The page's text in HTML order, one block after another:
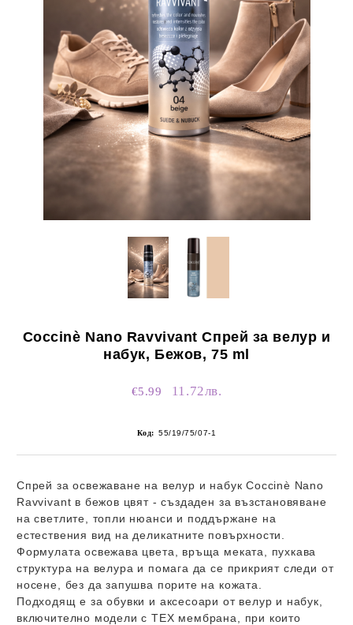
Coccinè Nano Ravvivant Спрей за велур и
набук, Бежов, 75 ml
€5.99 11.72лв.
Код: 55/19/75/07-1
Спрей за освежаване на велур и набукCoccinè Nano
Ravvivant в бежов цвят - създаден за възстановяване
на светлите, топли нюанси и поддържане на
естествения вид на деликатните повърхности.
Формулата освежава цвета, връща меката, пухкава
структура на велура и помага да се прикрият следи от
носене, без да запушва порите на кожата.
Подходящ е за обувки и аксесоари от велур и набук,
включително модели с TEX мембрана, при които